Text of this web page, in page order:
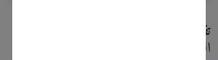
التعليقات 2026